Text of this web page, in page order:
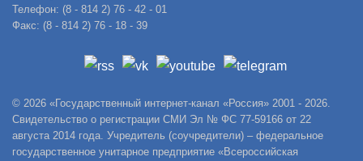
Телефон: (8 - 814 2) 76 - 42 - 01
Факс: (8 - 814 2) 76 - 18 - 39
© 2026 «Государственный интернет-канал «Россия» 2001 - 2026.
Свидетельство о регистрации СМИ Эл № ФС 77-59166 от 22
августа 2014 года. Учредитель (соучредители) – федеральное
государственное унитарное предприятие «Всероссийская